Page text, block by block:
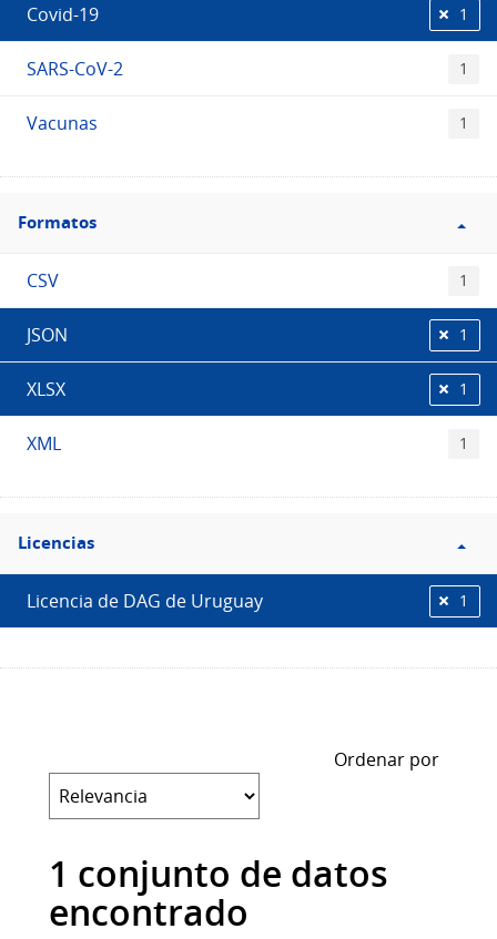
Covid-19 1
SARS-CoV-2 1
Vacunas 1
Filtro
Formatos
Formatos
CSV 1
JSON 1
XLSX 1
XML 1
Filtro
Licencias
Licencias
Licencia de DAG de Uruguay 1
Ordenar por
1 conjunto de datos
encontrado